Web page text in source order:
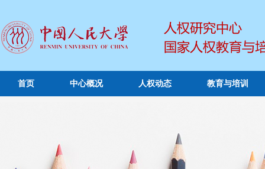
首页 中心概况 人权动态 教育与培训